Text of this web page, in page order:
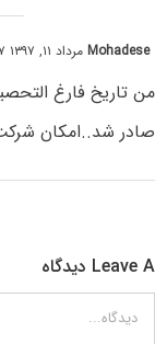
Mohadeseمرداد ۱۱, ۱۳۹۷ at ۸:۲۷ ب٫ظ
صادر شد..امکان
Leave A دیدگاه
دیدگاه